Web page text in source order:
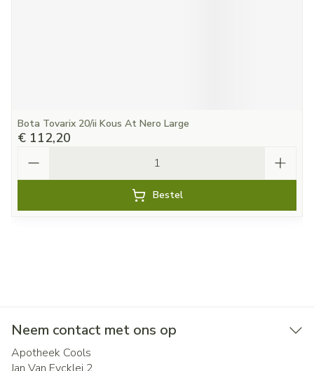
Bota Tovarix 20/ii Kous At Nero Large
€ 112,20
Bestel
Neem contact met ons op
Apotheek Cools